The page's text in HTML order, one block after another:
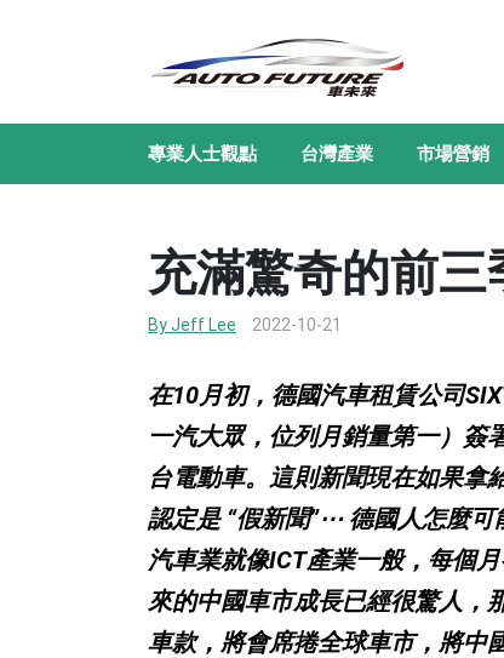
專業人士觀點 台灣產業 市場營銷
充滿驚奇的前
By Jeff Lee 2022-10-21
在10月初，德國汽車租賃公司
一汽大眾，位列月銷量第一）簽
台電動車。這則新聞現在如果拿
認定是 “假新聞”⋯ 德國人怎麼
汽車業就像ICT產業一般，每個
來的中國車市成長已經很驚人，
車款，將會席捲全球車市，將中